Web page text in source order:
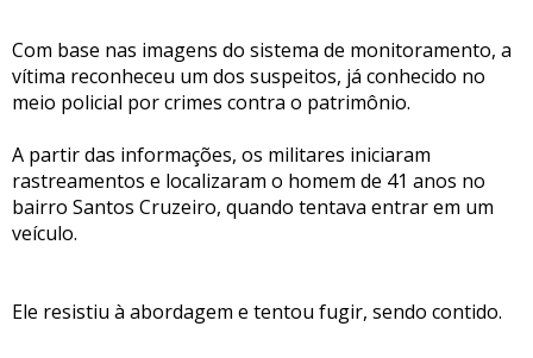
Com base nas imagens do sistema de monitoramento, a
vítima reconheceu um dos suspeitos, já conhecido no
meio policial por crimes contra o patrimônio.
A partir das informações, os militares iniciaram
rastreamentos e localizaram o homem de 41 anos no
bairro Santos Cruzeiro, quando tentava entrar em um
veículo.
Ele resistiu à abordagem e tentou fugir, sendo contido.